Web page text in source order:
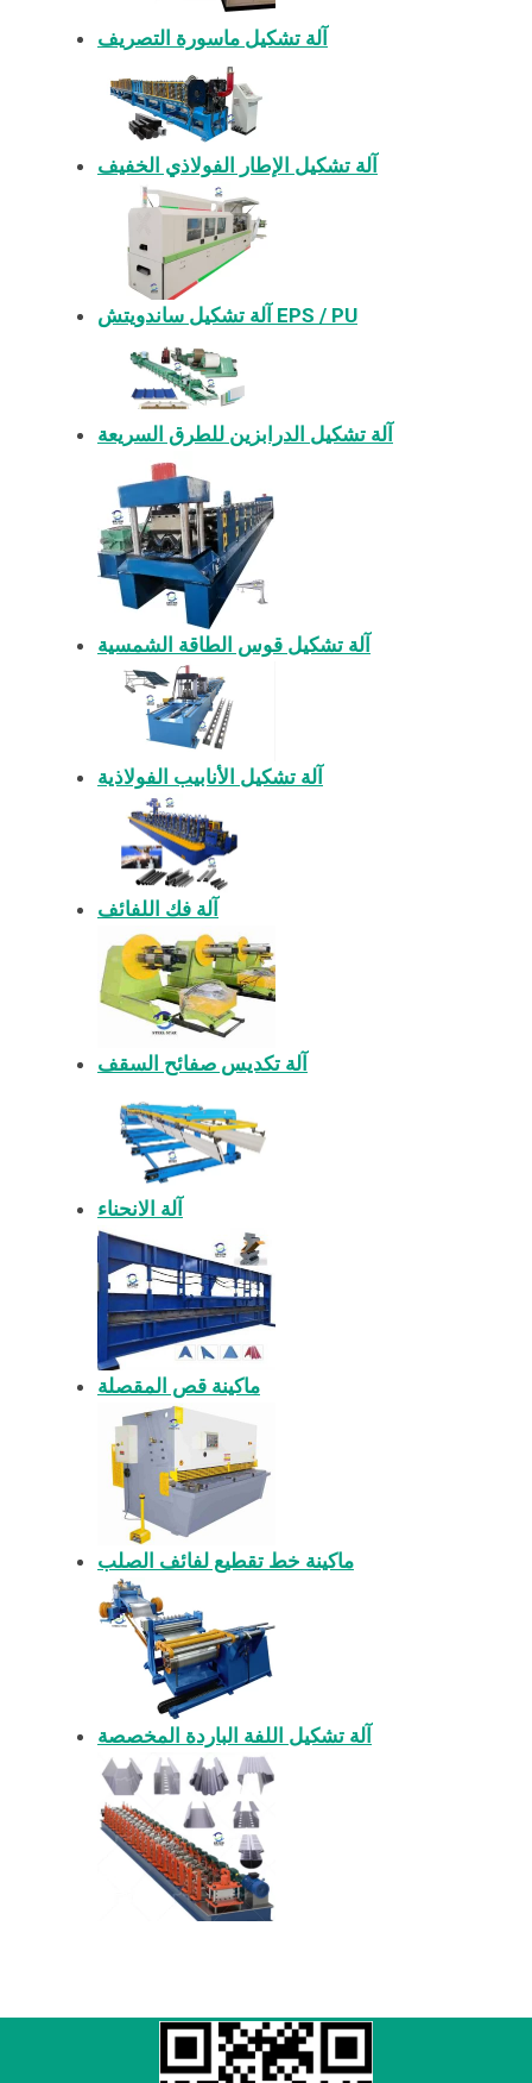
آلة تشكيل ماسورة التصريف
آلة تشكيل الإطار الفولاذي الخفيف
آلة تشكيل ساندويتش EPS / PU
آلة تشكيل الدرابزين للطرق السريعة
آلة تشكيل قوس الطاقة الشمسية
آلة تشكيل الأنابيب الفولاذية
آلة فك اللفائف
آلة تكديس صفائح السقف
آلة الانحناء
ماكينة قص المقصلة
ماكينة خط تقطيع لفائف الصلب
آلة تشكيل اللفة الباردة المخصصة